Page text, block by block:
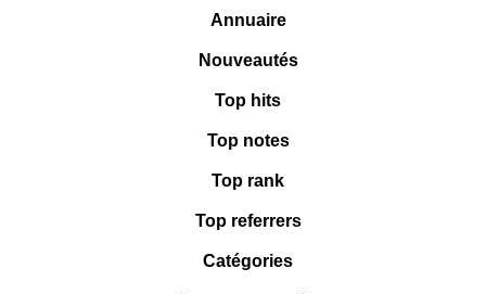
Annuaire
Nouveautés
Top hits
Top notes
Top rank
Top referrers
Catégories